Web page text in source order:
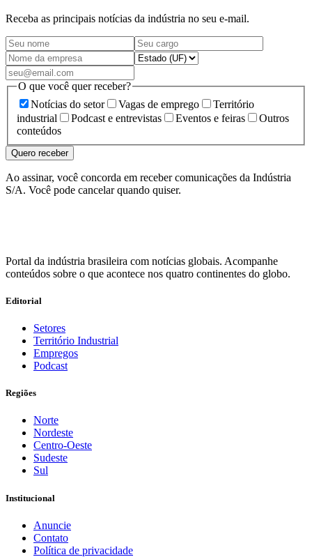
Receba as principais notícias da indústria no seu e-mail.
O que você quer receber?
Notícias do setor
Vagas de emprego
Território
industrial
Podcast e entrevistas Eventos e feiras
Outros
conteúdos
Quero receber
Ao assinar, você concorda em receber comunicações da Indústria
S/A. Você pode cancelar quando quiser.
Portal da indústria brasileira com notícias globais. Acompanhe
conteúdos sobre o que acontece nos quatro continentes do globo.
Editorial
Setores
Território Industrial
Empregos
Podcast
Regiões
Norte
Nordeste
Centro-Oeste
Sudeste
Sul
Institucional
Anuncie
Contato
Política de privacidade